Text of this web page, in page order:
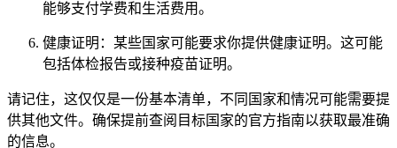
能够支付学费和生活费用。
健康证明：某些国家可能要求你提供健康证明。这可能
包括体检报告或接种疫苗证明。
请记住，这仅仅是一份基本清单，不同国家和情况可能需要提
供其他文件。确保提前查阅目标国家的官方指南以获取最准确
的信息。